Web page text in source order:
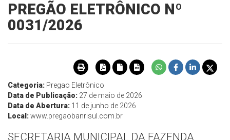
PREGÃO ELETRÔNICO Nº
0031/2026
Categoria: Pregao Eletrônico
Data de Publicação: 27 de maio de 2026
Data de Abertura: 11 de junho de 2026
Local:www.pregaobanrisul.com.br
SECRETARIA MUNICIPAL DA FAZENDA